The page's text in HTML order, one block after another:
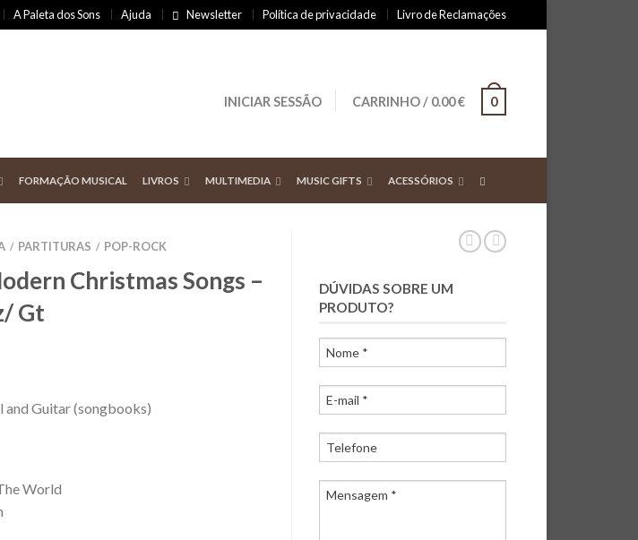
A Paleta dos Sons Ajuda Newsletter Política de privacidade Livro de Reclamações
INICIAR SESSÃO CARRINHO/ 0.00€ 0
FORMAÇÃO MUSICAL LIVROS MULTIMEDIA MUSIC GIFTS ACESSÓRIOS
/ PARTITURAS / POP-ROCK
Christmas Songs –
Gt
and Guitar (songbooks)
World
DÚVIDAS SOBRE UM
PRODUTO?